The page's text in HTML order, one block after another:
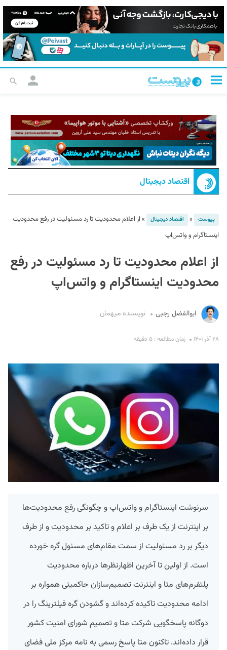
اقتصاد دیجیتال
پیوست » اقتصاد دیجیتال » از اعلام محدودیت تا رد مسئولیت در رفع محدودیت
اینستاگرام و واتس‌اپ
از اعلام محدودیت تا رد مسئولیت در رفع
محدودیت اینستاگرام و واتس‌اپ
ابوالفضل رجبی نویسنده میهمان
۲۸ آذر ۱۴۰۱ زمان مطالعه : ۵ دقیقه
سرنوشت اینستاگرام و واتس‌اپ و چگونگی رفع محدودیت‌ها
بر اینترنت از یک طرف بر اعلام و تاکید بر محدودیت و از طرف
دیگر بر رد مسئولیت از سمت مقام‌های مسئول گره خورده
است. از اولین تا آخرین اظهارنظرها درباره محدودیت
پلتفرم‌های متا و اینترنت تصمیم‌سازان حاکمیتی همواره بر
ادامه محدودیت تاکیده کرده‌اند و گشودن گره فیلترینگ را در
دوگانه پاسخگویی شرکت متا و تصمیم شورای امنیت کشور
قرار داده‌اند. تاکنون متا پاسخ رسمی به نامه مرکز ملی فضای